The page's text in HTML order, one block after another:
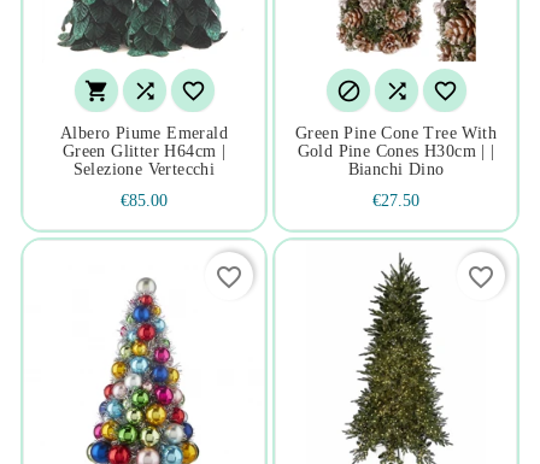
  
Albero Piume Emerald
Green Glitter H64cm |
Selezione Vertecchi
€85.00
  
Green Pine Cone Tree With
Gold Pine Cones H30cm | |
Bianchi Dino
€27.50
favorite_border favorite_border